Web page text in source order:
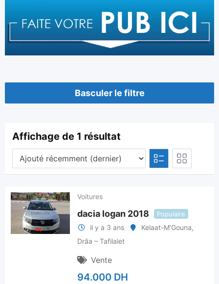
Basculer le filtre
Affichage de 1 résultat
Voitures
dacia logan 2018 Populaire
il y a 3 ans Kelaat-M'Gouna,
Drâa – Tafilalet
Vente
94.000 DH